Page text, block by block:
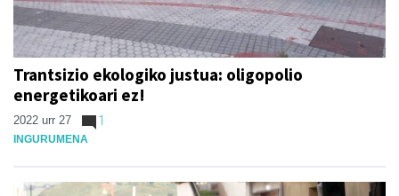
Trantsizio ekologiko justua: oligopolio
energetikoari ez!
2022 urr 27 1
INGURUMENA